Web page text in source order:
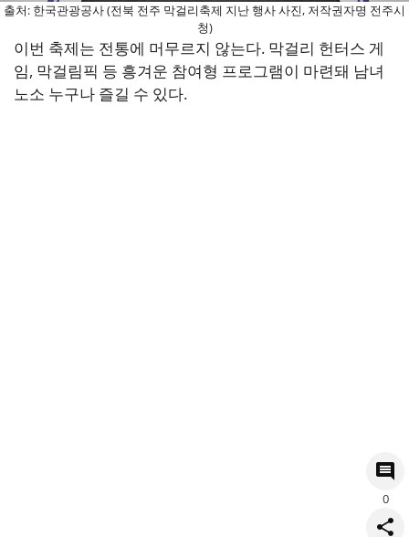
출처: 한국관광공사 (전북 전주 막걸리축제 지난 행사 사진, 저작권자명 전주시
청)
이번 축제는 전통에 머무르지 않는다. 막걸리 헌터스 게
임, 막걸림픽 등 흥겨운 참여형 프로그램이 마련돼 남녀
노소 누구나 즐길 수 있다.
0